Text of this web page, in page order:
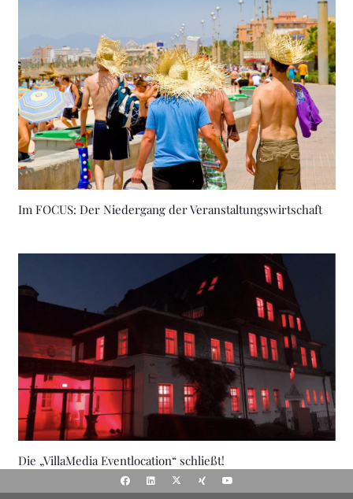
Im FOCUS: Der Niedergang der Veranstaltungswirtschaft
Die „VillaMedia Eventlocation“ schließt!